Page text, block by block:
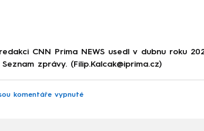
CNN Prima NEWS usedl v dubnu roku
zprávy. (Filip.Kalcak@iprima.cz)
komentáře vypnuté